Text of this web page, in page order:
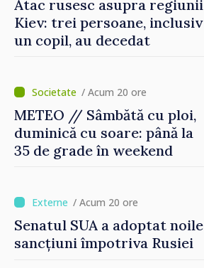
Atac rusesc asupra regiunii
Kiev: trei persoane, inclusiv
un copil, au decedat
/ Acum 20 ore
METEO // Sâmbătă cu ploi,
duminică cu soare: până la
35 de grade în weekend
/ Acum 20 ore
Senatul SUA a adoptat noile
sancțiuni împotriva Rusiei